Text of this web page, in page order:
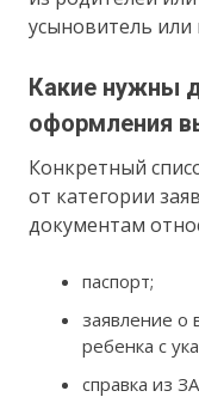
усыновитель
Какие нужны
оформления
Конкретный
от категории
документам
паспорт;
заявление о
ребенка с
справка из